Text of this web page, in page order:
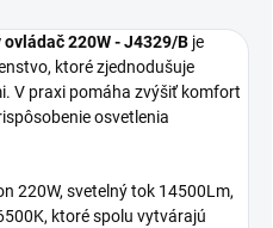
220W - J4329/B je
ktoré zjednodušuje
V praxi pomáha zvýšiť komfort
osvetlenia
220W, svetelný tok 14500Lm,
ktoré spolu vytvárajú